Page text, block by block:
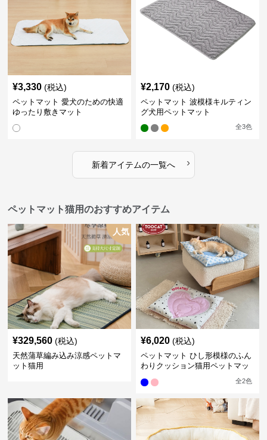
¥3,330 (税込)
ペットマット 愛犬のための快適
ゆったり敷きマット
¥2,170 (税込)
ペットマット 波模様キルティン
グ犬用ペットマット
全3色
新着アイテムの一覧へ ›
ペットマット猫用のおすすめアイテム
人気
¥329,560 (税込)
天然蒲草編み込み涼感ペットマ
ット猫用
¥6,020 (税込)
ペットマット ひし形模様のふん
わりクッション猫用ペットマッ
全2色